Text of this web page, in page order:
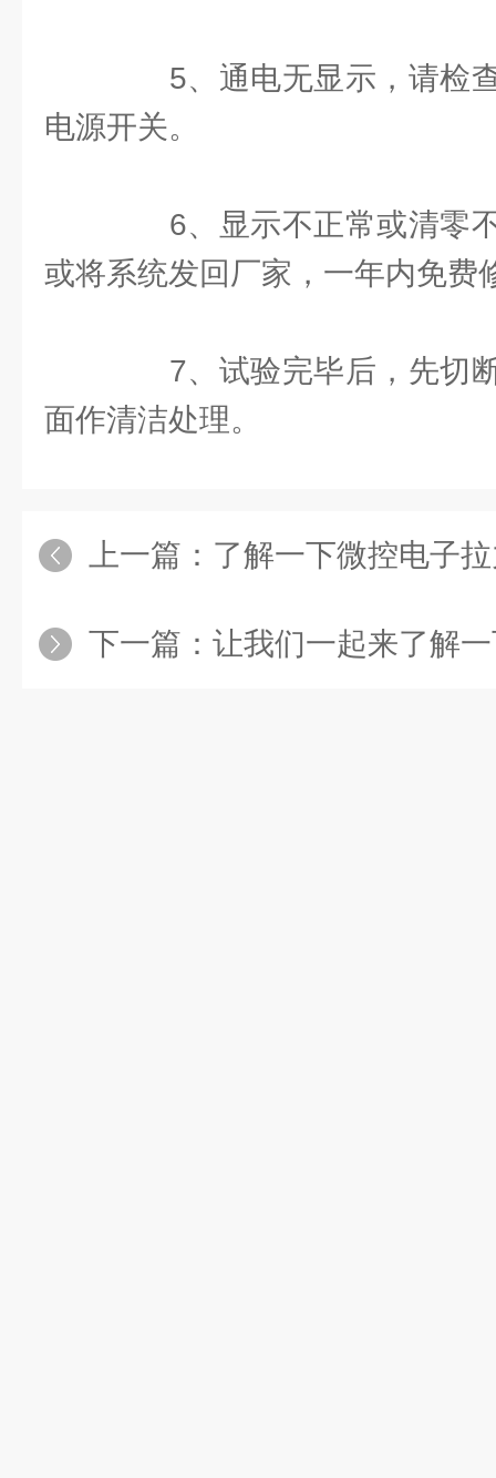
5、通电无显示，请检查
电源开关。
6、显示不正常或清零不
或将系统发回厂家，一年内免费
7、试验完毕后，先切断
面作清洁处理。
上一篇： 了解一下微控电子拉力试
下一篇： 让我们一起来了解一下